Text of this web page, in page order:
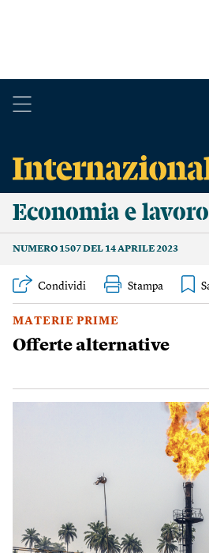
Economia e lavoro
NUMERO 1507 DEL 14 APRILE 2023
Condividi Stampa
MATERIE PRIME
Offerte alternative